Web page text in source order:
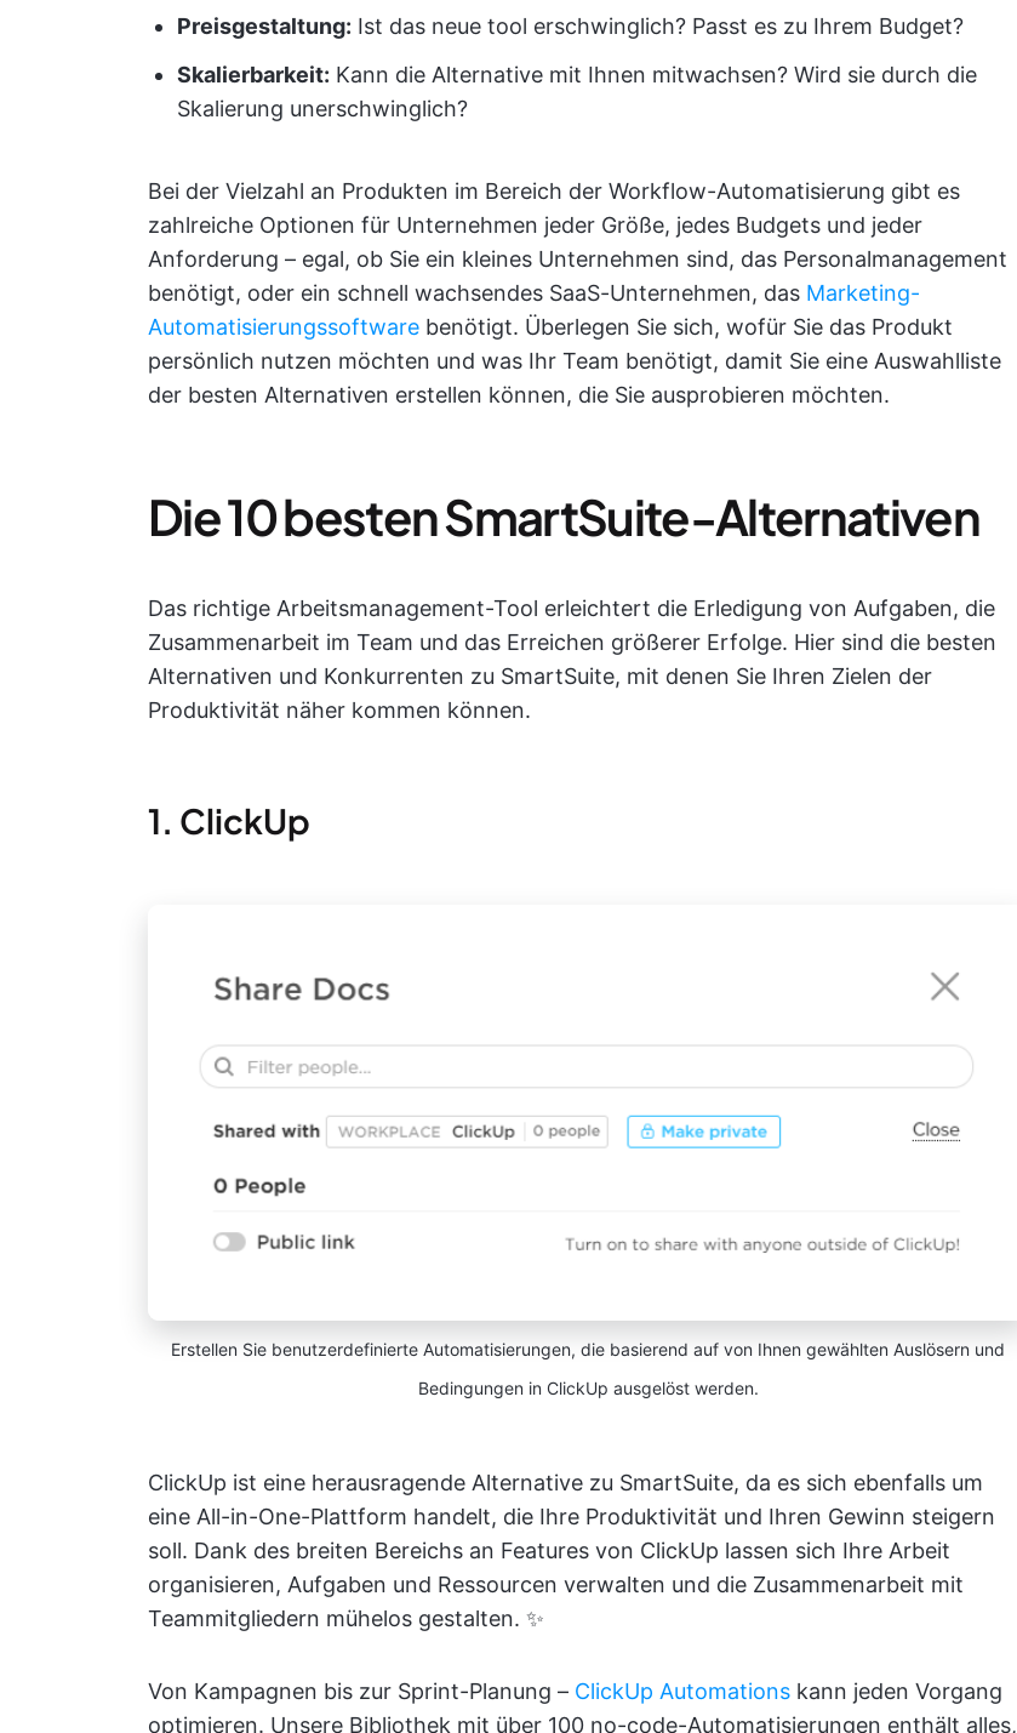
Preisgestaltung: Ist das neue tool erschwinglich? Passt es zu Ihrem Budget?
Skalierbarkeit: Kann die Alternative mit Ihnen mitwachsen? Wird sie durch die
Skalierung unerschwinglich?
Bei der Vielzahl an Produkten im Bereich der Workflow-Automatisierung gibt es
zahlreiche Optionen für Unternehmen jeder Größe, jedes Budgets und jeder
Anforderung – egal, ob Sie ein kleines Unternehmen sind, das Personalmanagement
benötigt, oder ein schnell wachsendes SaaS-Unternehmen, das Marketing-
Automatisierungssoftware benötigt. Überlegen Sie sich, wofür Sie das Produkt
persönlich nutzen möchten und was Ihr Team benötigt, damit Sie eine Auswahlliste
der besten Alternativen erstellen können, die Sie ausprobieren möchten.
Die 10 besten SmartSuite-Alternativen
Das richtige Arbeitsmanagement-Tool erleichtert die Erledigung von Aufgaben, die
Zusammenarbeit im Team und das Erreichen größerer Erfolge. Hier sind die besten
Alternativen und Konkurrenten zu SmartSuite, mit denen Sie Ihren Zielen der
Produktivität näher kommen können.
1. ClickUp
Erstellen Sie benutzerdefinierte Automatisierungen, die basierend auf von Ihnen gewählten Auslösern und
Bedingungen in ClickUp ausgelöst werden.
ClickUp ist eine herausragende Alternative zu SmartSuite, da es sich ebenfalls um
eine All-in-One-Plattform handelt, die Ihre Produktivität und Ihren Gewinn steigern
soll. Dank des breiten Bereichs an Features von ClickUp lassen sich Ihre Arbeit
organisieren, Aufgaben und Ressourcen verwalten und die Zusammenarbeit mit
Teammitgliedern mühelos gestalten. ✨
Von Kampagnen bis zur Sprint-Planung – ClickUp Automations kann jeden Vorgang
optimieren. Unsere Bibliothek mit über 100 no-code-Automatisierungen enthält alles,